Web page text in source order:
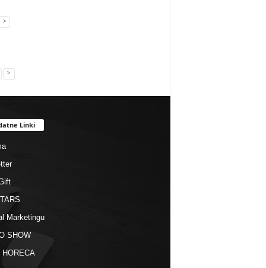
>
>
Linki
Marketingu
SHOW
HORECA